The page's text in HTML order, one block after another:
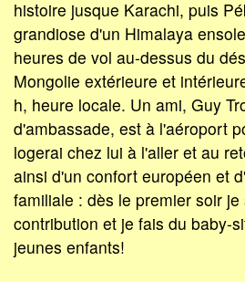
histoire jusque Karachi, puis
grandiose d'un Himalaya
heures de vol au-dessus du
Mongolie extérieure et
h, heure locale. Un ami, Guy
d'ambassade, est à l'aéroport
logerai chez lui à l'aller et au
ainsi d'un confort européen et
familiale : dès le premier soir
contribution et je fais du baby-
jeunes enfants!